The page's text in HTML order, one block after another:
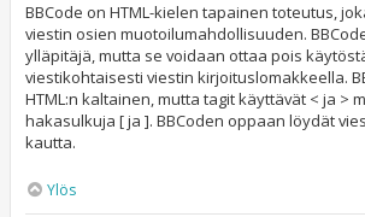
BBCode on HTML-kielen tapainen toteutus,
viestin osien muotoilumahdollisuuden.
ylläpitäjä, mutta se voidaan ottaa pois
viestikohtaisesti viestin kirjoituslomakkeella.
HTML:n kaltainen, mutta tagit käyttävät < ja >
hakasulkuja [ ja ]. BBCoden oppaan löydät
kautta.
Ylös